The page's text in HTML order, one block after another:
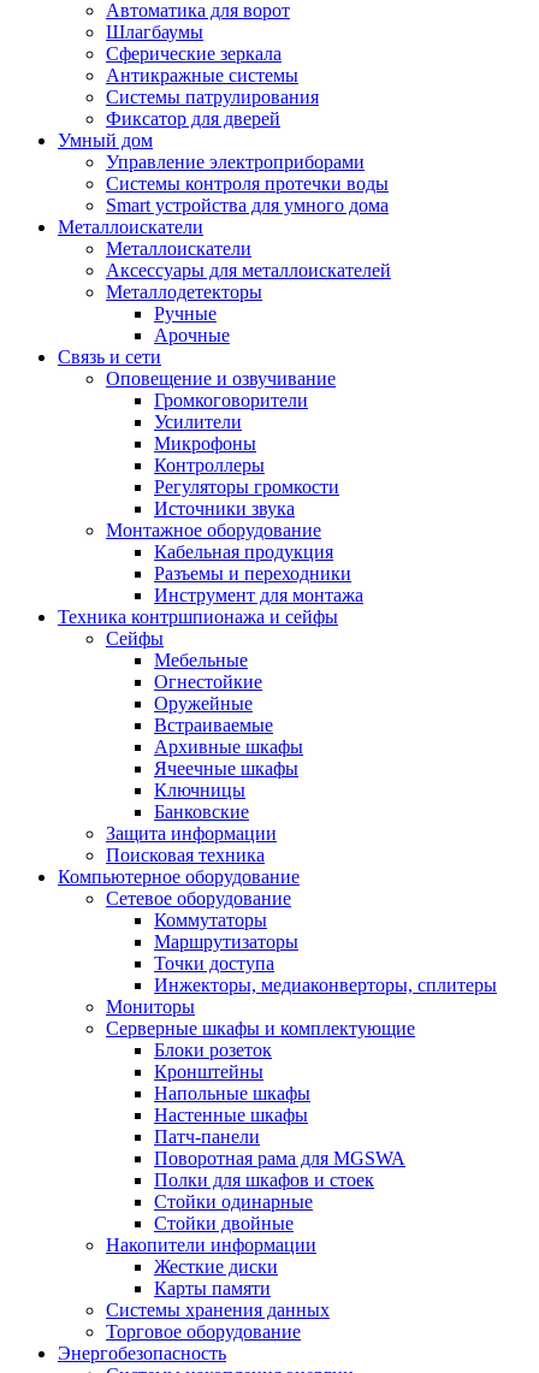
Автоматика для ворот
Шлагбаумы
Сферические зеркала
Антикражные системы
Системы патрулирования
Фиксатор для дверей
Умный дом
Управление электроприборами
Системы контроля протечки воды
Smart устройства для умного дома
Металлоискатели
Металлоискатели
Аксессуары для металлоискателей
Металлодетекторы
Ручные
Арочные
Связь и сети
Оповещение и озвучивание
Громкоговорители
Усилители
Микрофоны
Контроллеры
Регуляторы громкости
Источники звука
Монтажное оборудование
Кабельная продукция
Разъемы и переходники
Инструмент для монтажа
Техника контршпионажа и сейфы
Сейфы
Мебельные
Огнестойкие
Оружейные
Встраиваемые
Архивные шкафы
Ячеечные шкафы
Ключницы
Банковские
Защита информации
Поисковая техника
Компьютерное оборудование
Сетевое оборудование
Коммутаторы
Маршрутизаторы
Точки доступа
Инжекторы, медиаконверторы, сплитеры
Мониторы
Серверные шкафы и комплектующие
Блоки розеток
Кронштейны
Напольные шкафы
Настенные шкафы
Патч-панели
Поворотная рама для MGSWA
Полки для шкафов и стоек
Стойки одинарные
Стойки двойные
Накопители информации
Жесткие диски
Карты памяти
Системы хранения данных
Торговое оборудование
Энергобезопасность